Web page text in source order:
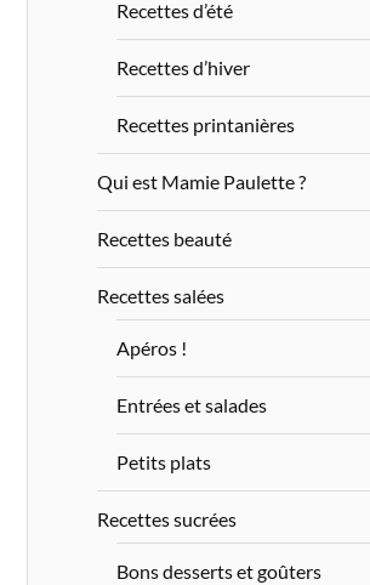
Recettes d’été
Recettes d’hiver
Recettes printanières
Qui est Mamie Paulette ?
Recettes beauté
Recettes salées
Apéros !
Entrées et salades
Petits plats
Recettes sucrées
Bons desserts et goûters